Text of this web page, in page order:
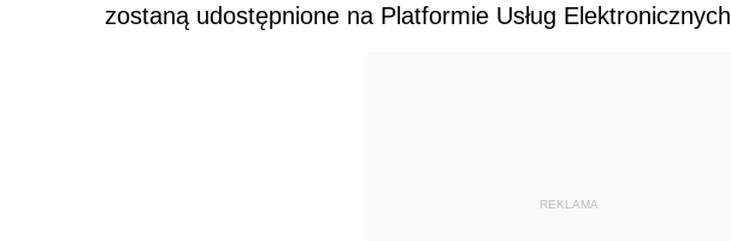
zostaną udostępnione na Platformie Usług Elektronicznych
REKLAMA